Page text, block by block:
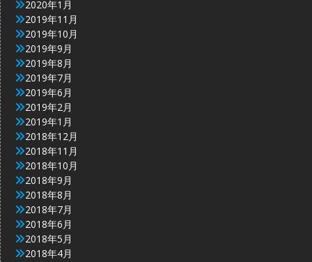
2020年1月
2019年11月
2019年10月
2019年9月
2019年8月
2019年7月
2019年6月
2019年2月
2019年1月
2018年12月
2018年11月
2018年10月
2018年9月
2018年8月
2018年7月
2018年6月
2018年5月
2018年4月